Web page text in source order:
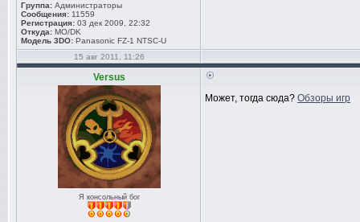
Группа: Администраторы
Сообщения: 11559
Регистрация: 03 дек 2009, 22:32
Откуда: MO/DK
Модель 3DO: Panasonic FZ-1 NTSC-U
15 авг 2011, 11:26
Versus
Я консольный бог
Может, тогда сюда? Обзоры игр